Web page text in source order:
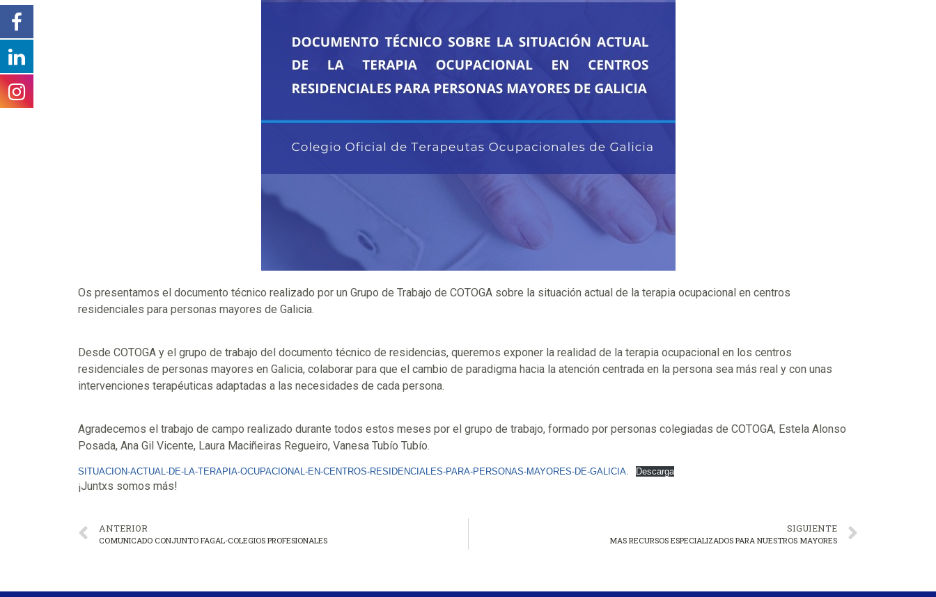
Os presentamos el documento técnico realizado por un Grupo de Trabajo de COTOGA sobre la situación actual de la terapia ocupacional en centros
residenciales para personas mayores de Galicia.
Desde COTOGA y el grupo de trabajo del documento técnico de residencias, queremos exponer la realidad de la terapia ocupacional en los centros
residenciales de personas mayores en Galicia, colaborar para que el cambio de paradigma hacia la atención centrada en la persona sea más real y con unas
intervenciones terapéuticas adaptadas a las necesidades de cada persona.
Agradecemos el trabajo de campo realizado durante todos estos meses por el grupo de trabajo, formado por personas colegiadas de COTOGA, Estela Alonso
Posada, Ana Gil Vicente, Laura Maciñeiras Regueiro, Vanesa Tubío Tubío.
SITUACION-ACTUAL-DE-LA-TERAPIA-OCUPACIONAL-EN-CENTROS-RESIDENCIALES-PARA-PERSONAS-MAYORES-DE-GALICIA. Descarga
¡Juntxs somos más!
ANTERIOR
COMUNICADO CONJUNTO FAGAL-COLEGIOS PROFESIONALES
SIGUIENTE
MAS RECURSOS ESPECIALIZADOS PARA NUESTROS MAYORES